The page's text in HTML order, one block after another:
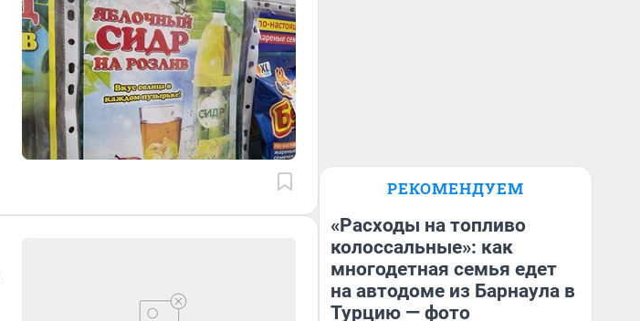
РЕКОМЕНДУЕМ
«Расходы на топливо
колоссальные»: как
многодетная семья едет
на автодоме из Барнаула в
Турцию — фото